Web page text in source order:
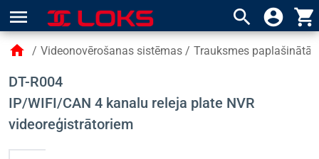
menu search account_circle shopping_cart
home / Videonovērošanas sistēmas / Trauksmes paplašinātāji
DT-R004
IP/WIFI/CAN 4 kanalu releja plate NVR
videoreģistrātoriem